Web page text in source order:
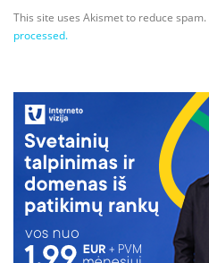
This site uses Akismet to reduce spam.
processed.